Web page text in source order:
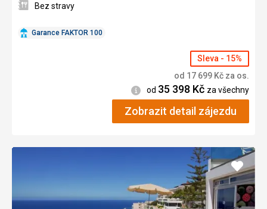
Garance FAKTOR 100
Bez stravy
Sleva - 15%
od 17 699 Kč za os.
Informace
od 35 398 Kč za všechny
Zobrazit detail zájezdu
Přidat
do